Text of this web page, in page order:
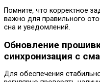
Помните, что корректное
важно для правильного
сна и уведомлений.
Обновление
синхронизация с
Для обеспечения